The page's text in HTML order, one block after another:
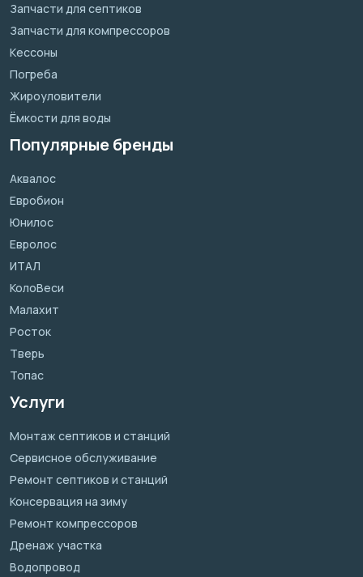
Запчасти для септиков
Запчасти для компрессоров
Кессоны
Погреба
Жироуловители
Ёмкости для воды
Популярные бренды
Аквалос
Евробион
Юнилос
Евролос
ИТАЛ
КолоВеси
Малахит
Росток
Тверь
Топас
Услуги
Монтаж септиков и станций
Сервисное обслуживание
Ремонт септиков и станций
Консервация на зиму
Ремонт компрессоров
Дренаж участка
Водопровод